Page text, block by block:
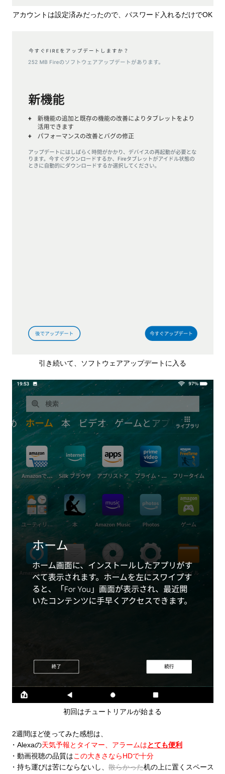
アカウントは設定済みだったので、パスワード入れるだけでOK
引き続いて、ソフトウェアアップデートに入る
初回はチュートリアルが始まる
2週間ほど使ってみた感想は、
・Alexaの天気予報とタイマー、アラームはとても便利
・動画視聴の品質はこの大きさならHDで十分
・持ち運びは苦にならないし、 散らかった机の上に置くスペース